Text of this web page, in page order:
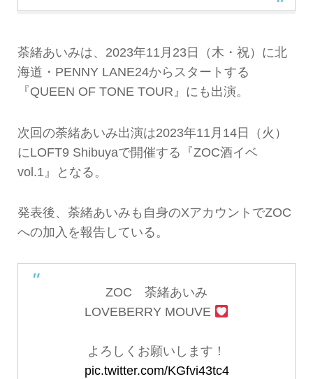
荼緒あいみは、2023年11月23日（木・祝）に北
海道・PENNY LANE24からスタートする
『QUEEN OF TONE TOUR』にも出演。
次回の荼緒あいみ出演は2023年11月14日（火）
にLOFT9 Shibuyaで開催する『ZOC酒イベ
vol.1』となる。
発表後、荼緒あいみも自身のXアカウントでZOC
への加入を報告している。
ZOC 荼緒あいみ
LOVEBERRY MOUVE
よろしくお願いします！
pic.twitter.com/KGfvi43tc4